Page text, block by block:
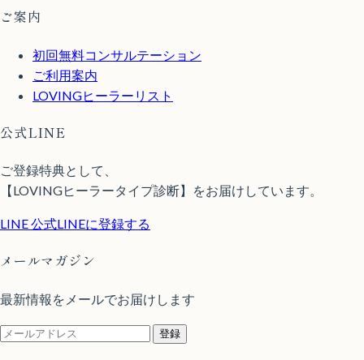
ご案内
初回無料コンサルテーション
ご利用案内
LOVINGヒーラーリスト
公式LINE
ご登録特典として、
【LOVINGヒーラータイプ診断】をお届けしています。
LINE公式LINEに登録する
メールマガジン
最新情報をメールでお届けします
登録